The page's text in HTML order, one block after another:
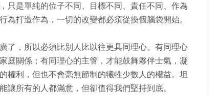
只是單純的位子不同、目標不同、責任不同、作為
打造作為，一切的改變都必須從換個腦袋開始。
了，所以必須比別人比以往更具同理心。有同理心
庭關係；有同理心的主管，才能鼓舞夥伴士氣，凝
權利，但也不會毫無節制的犧牲少數人的權益。坦
所有的人都滿意，但卻值得我們堅持到底。